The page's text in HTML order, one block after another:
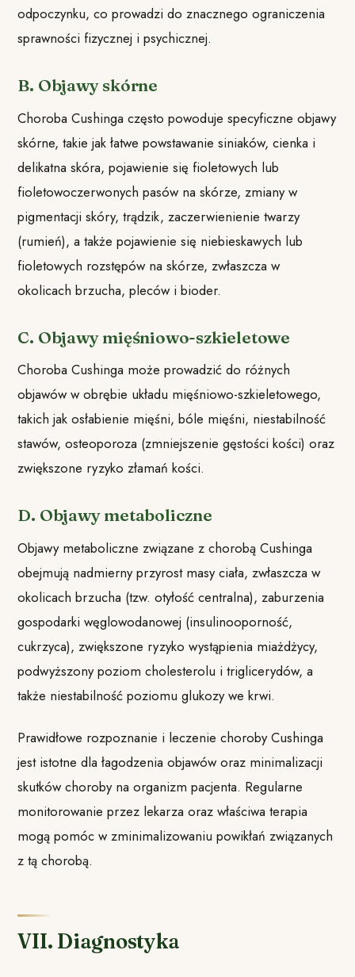
odpoczynku, co prowadzi do znacznego ograniczenia
sprawności fizycznej i psychicznej.
B. Objawy skórne
Choroba Cushinga często powoduje specyficzne objawy
skórne, takie jak łatwe powstawanie siniaków, cienka i
delikatna skóra, pojawienie się fioletowych lub
fioletowoczerwonych pasów na skórze, zmiany w
pigmentacji skóry, trądzik, zaczerwienienie twarzy
(rumień), a także pojawienie się niebieskawych lub
fioletowych rozstępów na skórze, zwłaszcza w
okolicach brzucha, pleców i bioder.
C. Objawy mięśniowo-szkieletowe
Choroba Cushinga może prowadzić do różnych
objawów w obrębie układu mięśniowo-szkieletowego,
takich jak osłabienie mięśni, bóle mięśni, niestabilność
stawów, osteoporoza (zmniejszenie gęstości kości) oraz
zwiększone ryzyko złamań kości.
D. Objawy metaboliczne
Objawy metaboliczne związane z chorobą Cushinga
obejmują nadmierny przyrost masy ciała, zwłaszcza w
okolicach brzucha (tzw. otyłość centralna), zaburzenia
gospodarki węglowodanowej (insulinooporność,
cukrzyca), zwiększone ryzyko wystąpienia miażdżycy,
podwyższony poziom cholesterolu i triglicerydów, a
także niestabilność poziomu glukozy we krwi.
Prawidłowe rozpoznanie i leczenie choroby Cushinga
jest istotne dla łagodzenia objawów oraz minimalizacji
skutków choroby na organizm pacjenta. Regularne
monitorowanie przez lekarza oraz właściwa terapia
mogą pomóc w zminimalizowaniu powikłań związanych
z tą chorobą.
VII. Diagnostyka